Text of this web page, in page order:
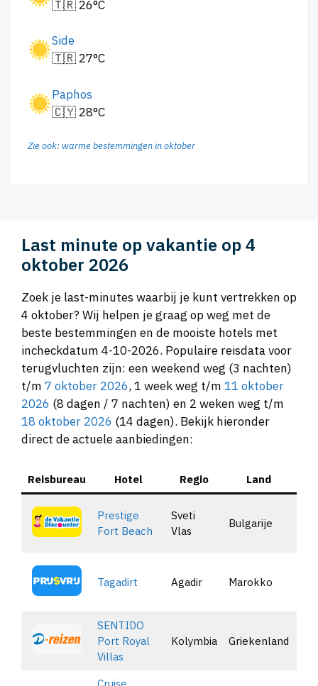
🇹🇷 26°C
Side
🇹🇷 27°C
Paphos
🇨🇾 28°C
Zie ook: warme bestemmingen in oktober
Last minute op vakantie op 4
oktober 2026
Zoek je last-minutes waarbij je kunt vertrekken op
4 oktober? Wij helpen je graag op weg met de
beste bestemmingen en de mooiste hotels met
incheckdatum 4-10-2026. Populaire reisdata voor
terugvluchten zijn: een weekend weg (3 nachten)
t/m 7 oktober 2026, 1 week weg t/m 11 oktober
2026 (8 dagen / 7 nachten) en 2 weken weg t/m
18 oktober 2026 (14 dagen). Bekijk hieronder
direct de actuele aanbiedingen:
Reisbureau Hotel Regio Land
Prestige
Fort Beach
Sveti
Vlas
Bulgarije
Tagadirt Agadir Marokko
SENTIDO
Port Royal
Villas
Kolymbia Griekenland